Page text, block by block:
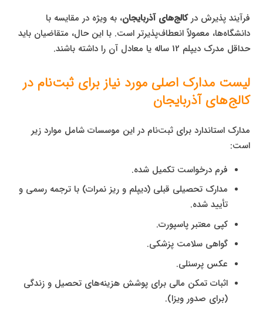
فرآیند پذیرش درکالج‌های آذربایجان، به ویژه در مقایسه با
دانشگاه‌ها، معمولاً انعطاف‌پذیرتر است. با این حال، متقاضیان باید
حداقل مدرک دیپلم 12 ساله یا معادل آن را داشته باشند.
لیست مدارک اصلی مورد نیاز برای ثبت‌نام در
کالج‌های آذربایجان
مدارک استاندارد برای ثبت‌نام در این موسسات شامل موارد زیر
است:
فرم درخواست تکمیل شده.
مدارک تحصیلی قبلی (دیپلم و ریز نمرات) با ترجمه رسمی و
تأیید شده.
کپی معتبر پاسپورت.
گواهی سلامت پزشکی.
عکس پرسنلی.
اثبات تمکن مالی برای پوشش هزینه‌های تحصیل و زندگی
(برای صدور ویزا).